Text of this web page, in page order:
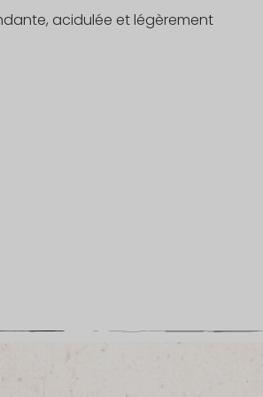
acidulée et légèrement